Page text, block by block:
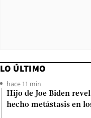
LO ÚLTIMO
hace 11 min
Hijo de Joe Biden
hecho metástasis en